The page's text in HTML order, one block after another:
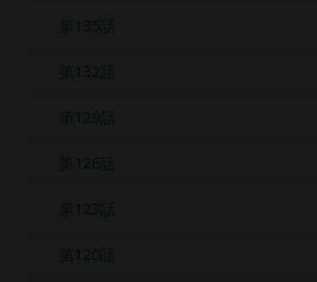
第135話
第132話
第129話
第126話
第123話
第120話